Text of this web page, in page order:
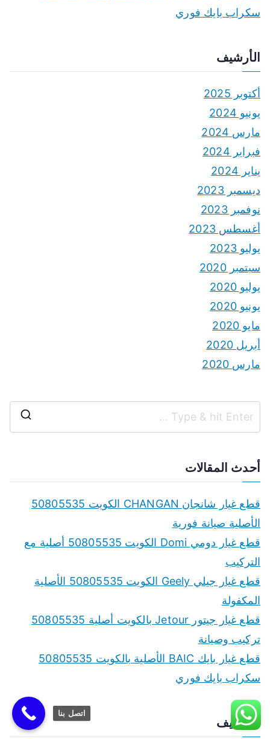
سكراب بايك فوري
الأرشيف
أكتوبر 2025
يونيو 2024
مارس 2024
فبراير 2024
يناير 2024
ديسمبر 2023
نوفمبر 2023
أغسطس 2023
يوليو 2023
سبتمبر 2020
يوليو 2020
يونيو 2020
مايو 2020
أبريل 2020
مارس 2020
r
أحدث المقالات
قطع غيار شانجان CHANGAN الكويت 50805535
الأصلية صيانة فورية
قطع غيار دومي Domi الكويت 50805535 أصلية مع
التركيب
قطع غيار جيلي Geely الكويت 50805535 الأصلية
المكفولة
قطع غيار جيتور Jetour بالكويت أصلية 50805535
تركيب وصيانة
قطع غيار بايك BAIC الأصلية بالكويت 50805535
سكراب بايك فوري
الأرشيف
اتصل بنا